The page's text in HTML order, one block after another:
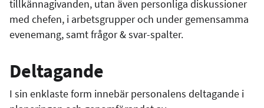
tillkännagivanden, utan även personliga diskussioner
med chefen, i arbetsgrupper och under gemensamma
evenemang, samt frågor & svar-spalter.
Deltagande
I sin enklaste form innebär personalens deltagande i